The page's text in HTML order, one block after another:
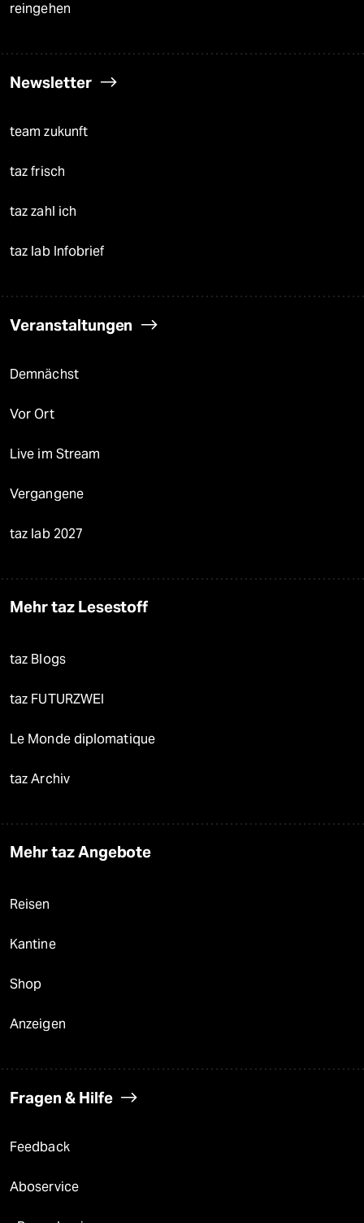
reingehen
Newsletter
team zukunft
taz frisch
taz zahl ich
taz lab Infobrief
Veranstaltungen
Demnächst
Vor Ort
Live im Stream
Vergangene
taz lab 2027
Mehr taz Lesestoff
taz Blogs
taz FUTURZWEI
Le Monde diplomatique
taz Archiv
Mehr taz Angebote
Reisen
Kantine
Shop
Anzeigen
Fragen & Hilfe
Feedback
Aboservice